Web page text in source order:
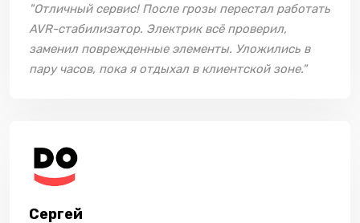
"Отличный сервис! После грозы перестал работать
AVR-стабилизатор. Электрик всё проверил,
заменил поврежденные элементы. Уложились в
пару часов, пока я отдыхал в клиентской зоне."
Сергей